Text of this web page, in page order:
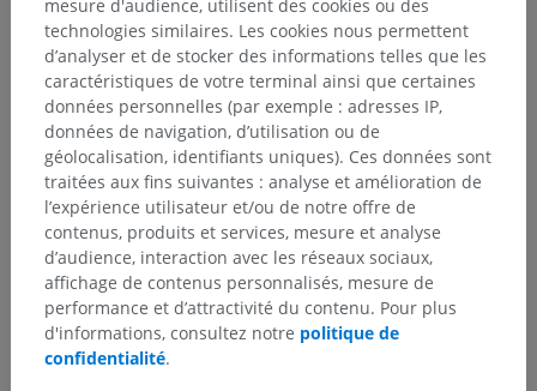
Le nerf méningé récurrent (ou rameau méningé) prend
origine soit dunerf spinal L2, soit de l'un de ses rameaux. Ce
petit nerf réintègre le canal vertébral par le foramen
intervertébral et assure l'innervation sensitive de :
Les méninges (enveloppes protectrices de la moelle
spinale),
L'annulus fibrosus des disques intervertébraux,
Les corps vertébraux et le périoste,
Les vaisseaux sanguins adjacents.
b) Connexions sympathiques :
mesure d'audience, utilisent des cookies ou des
technologies similaires. Les cookies nous permettent
d’analyser et de stocker des informations telles que les
caractéristiques de votre terminal ainsi que certaines
données personnelles (par exemple : adresses IP,
données de navigation, d’utilisation ou de
géolocalisation, identifiants uniques). Ces données sont
traitées aux fins suivantes : analyse et amélioration de
l’expérience utilisateur et/ou de notre offre de
contenus, produits et services, mesure et analyse
d’audience, interaction avec les réseaux sociaux,
affichage de contenus personnalisés, mesure de
performance et d’attractivité du contenu. Pour plus
d'informations, consultez notre politique de
confidentialité.